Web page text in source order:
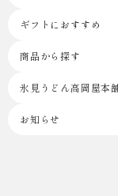
ギフトにおすすめ
商品から探す
氷見うどん高岡屋本
お知らせ